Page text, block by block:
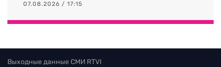
07.08.2026 / 17:15
Выходные данные СМИ RTVI